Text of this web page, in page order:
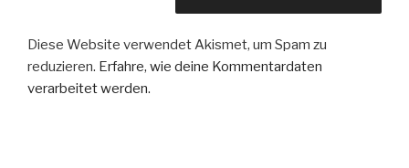
Diese Website verwendet Akismet, um Spam zu
reduzieren. Erfahre, wie deine Kommentardaten
verarbeitet werden.